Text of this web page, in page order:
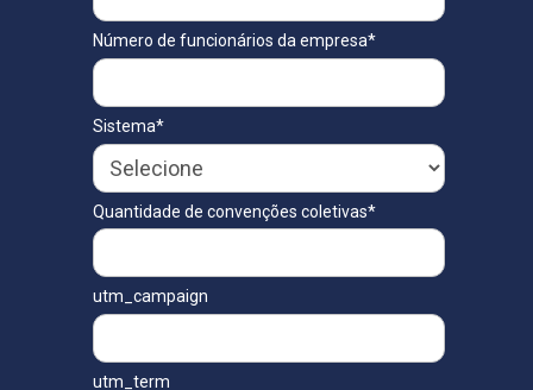
Número de funcionários da empresa*
Sistema*
Quantidade de convenções coletivas*
utm_campaign
utm_term